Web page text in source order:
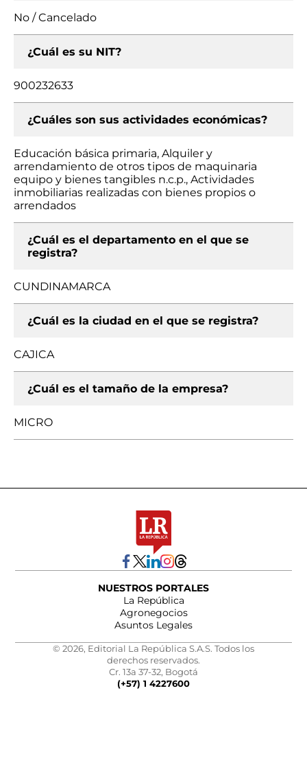
No / Cancelado
¿Cuál es su NIT?
900232633
¿Cuáles son sus actividades económicas?
Educación básica primaria, Alquiler y
arrendamiento de otros tipos de maquinaria
equipo y bienes tangibles n.c.p., Actividades
inmobiliarias realizadas con bienes propios o
arrendados
¿Cuál es el departamento en el que se
registra?
CUNDINAMARCA
¿Cuál es la ciudad en el que se registra?
CAJICA
¿Cuál es el tamaño de la empresa?
MICRO
NUESTROS PORTALES
La República
Agronegocios
Asuntos Legales
© 2026, Editorial La República S.A.S. Todos los
derechos reservados.
Cr. 13a 37-32, Bogotá
(+57) 1 4227600